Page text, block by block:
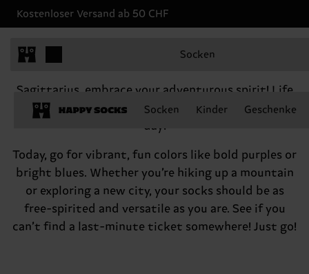
Kostenloser Versand ab 50 CHF
Socken
Socken Kinder Geschenke
Hey there, Sagittarius
Sagittarius, embrace your adventurous spirit! Life
is for living, right? So go out there and seize the
day!
Today, go for vibrant, fun colors like bold purples or
bright blues. Whether you’re hiking up a mountain
or exploring a new city, your socks should be as
free-spirited and versatile as you are. See if you
can’t find a last-minute ticket somewhere! Just go!